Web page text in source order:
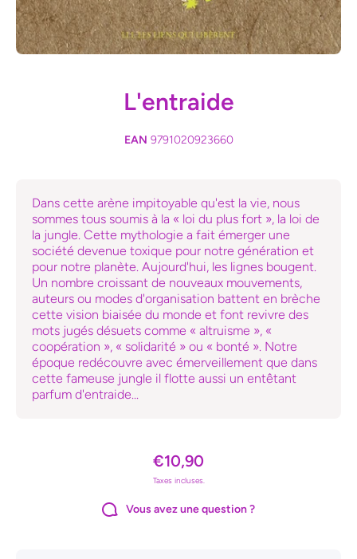
L'entraide
EAN 9791020923660
Dans cette arène impitoyable qu'est la vie, nous
sommes tous soumis à la « loi du plus fort », la loi de
la jungle. Cette mythologie a fait émerger une
société devenue toxique pour notre génération et
pour notre planète. Aujourd'hui, les lignes bougent.
Un nombre croissant de nouveaux mouvements,
auteurs ou modes d'organisation battent en brèche
cette vision biaisée du monde et font revivre des
mots jugés désuets comme « altruisme », «
coopération », « solidarité » ou « bonté ». Notre
époque redécouvre avec émerveillement que dans
cette fameuse jungle il flotte aussi un entêtant
parfum d'entraide...
€10,90
Taxes incluses.
Vous avez une question ?